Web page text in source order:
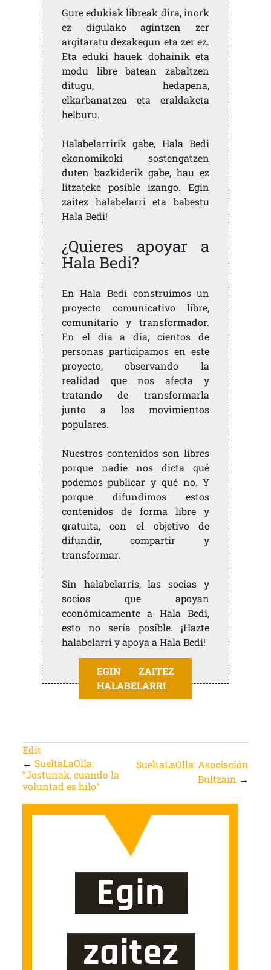
Gure edukiak libreak dira, inork
ez digulako agintzen zer
argitaratu dezakegun eta zer ez.
Eta eduki hauek dohainik eta
modu libre batean zabaltzen
ditugu, hedapena,
elkarbanatzea eta eraldaketa
helburu.
Halabelarririk gabe, Hala Bedi
ekonomikoki sostengatzen
duten bazkiderik gabe, hau ez
litzateke posible izango. Egin
zaitez halabelarri eta babestu
Hala Bedi!
¿Quieres apoyar a
Hala Bedi?
En Hala Bedi construimos un
proyecto comunicativo libre,
comunitario y transformador.
En el día a día, cientos de
personas participamos en este
proyecto, observando la
realidad que nos afecta y
tratando de transformarla
junto a los movimientos
populares.
Nuestros contenidos son libres
porque nadie nos dicta qué
podemos publicar y qué no. Y
porque difundimos estos
contenidos de forma libre y
gratuita, con el objetivo de
difundir, compartir y
transformar.
Sin halabelarris, las socias y
socios que apoyan
económicamente a Hala Bedi,
esto no sería posible. ¡Hazte
halabelarri y apoya a Hala Bedi!
EGIN ZAITEZ
HALABELARRI
Edit
← SueltaLaOlla:
“Jostunak, cuando la
voluntad es hilo”
SueltaLaOlla: Asociación
Bultzain →